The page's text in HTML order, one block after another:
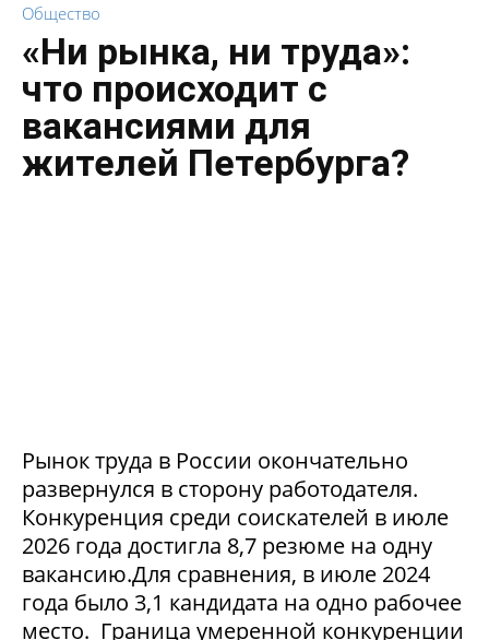
Общество
«Ни рынка, ни труда»:
что происходит с
вакансиями для
жителей Петербурга?
Рынок труда в России окончательно
развернулся в сторону работодателя.
Конкуренция среди соискателей в июле
2026 года достигла 8,7 резюме на одну
вакансию.Для сравнения, в июле 2024
года было 3,1 кандидата на одно рабочее
место. Граница умеренной конкуренции